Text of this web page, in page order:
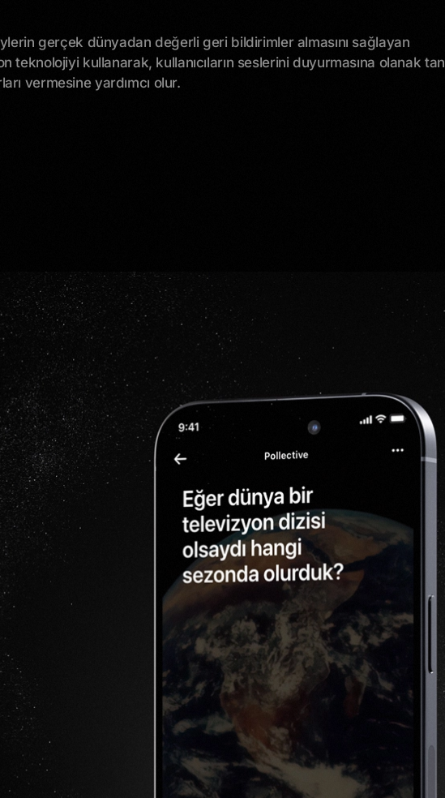
gerçek dünyadan değerli geri bildirimler almasını sağlayan
teknolojiyi kullanarak, kullanıcıların seslerini duyurmasına olanak
vermesine yardımcı olur.